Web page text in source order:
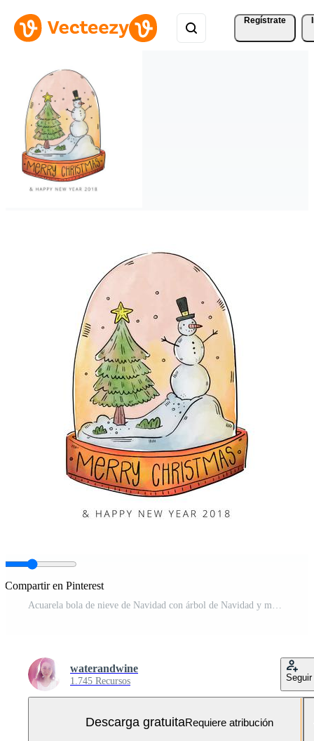
Regístrate
Compartir en Pinterest
Acuarela bola de nieve de Navidad con árbol de Navidad y muñeco de nieve Vector Gratis y SVG Gratis
waterandwine
1.745 Recursos Seguir
Descarga gratuitaRequiere atribución